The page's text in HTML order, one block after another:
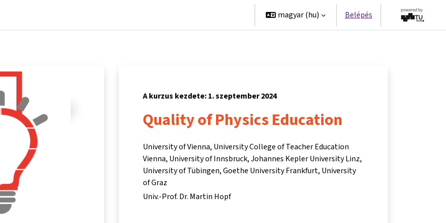
magyar ‎(hu)‎ Belépés
A kurzus kezdete: 1. szeptember 2024
Quality of Physics Education
University of Vienna, University College of Teacher Education
Vienna, University of Innsbruck, Johannes Kepler University Linz,
University of Tübingen, Goethe University Frankfurt, University
of Graz
Univ.-Prof. Dr. Martin Hopf